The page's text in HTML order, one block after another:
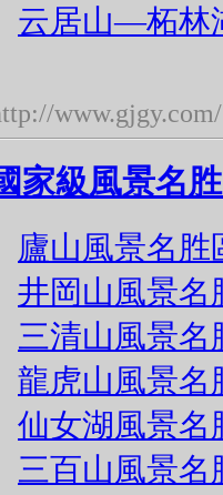
云居山―柘林
www.gjgy.com/
家級風景名
廬山風景名胜
井岡山風景名
三清山風景名
龍虎山風景名
仙女湖風景名
三百山風景名